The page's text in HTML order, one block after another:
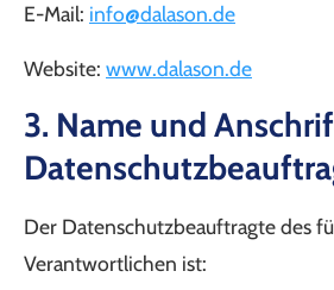
E-Mail: info@dalason.de
Website: www.dalason.de
3. Name und
Der Datenschutzbeauftragte des
Verantwortlichen ist: